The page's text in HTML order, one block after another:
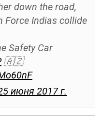
down the road,
Force Indias collide
Safety Car
🇦🇿
июня 2017 г.